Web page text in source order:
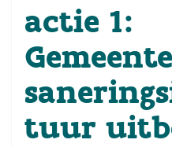
actie 1:
tuur